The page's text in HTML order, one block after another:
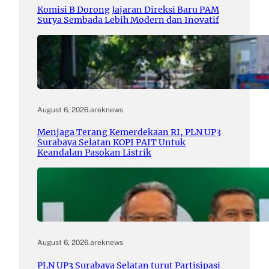
Komisi B Dorong Jajaran Direksi Baru PAM
Surya Sembada Lebih Modern dan Inovatif
August 6, 2026.areknews
Menjaga Terang Kemerdekaan RI, PLN UP3
Surabaya Selatan KOPI PAIT Untuk
Keandalan Pasokan Listrik
August 6, 2026.areknews
PLN UP3 Surabaya Selatan turut Partisipasi